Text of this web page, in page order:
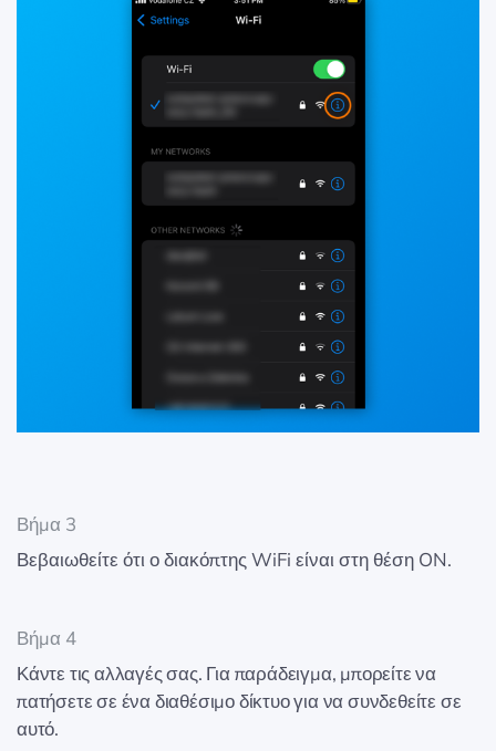
Βήμα 3
Βεβαιωθείτε ότι ο διακόπτης WiFi είναι στη θέση ON.
Βήμα 4
Κάντε τις αλλαγές σας. Για παράδειγμα, μπορείτε να
πατήσετε σε ένα διαθέσιμο δίκτυο για να συνδεθείτε σε
αυτό.